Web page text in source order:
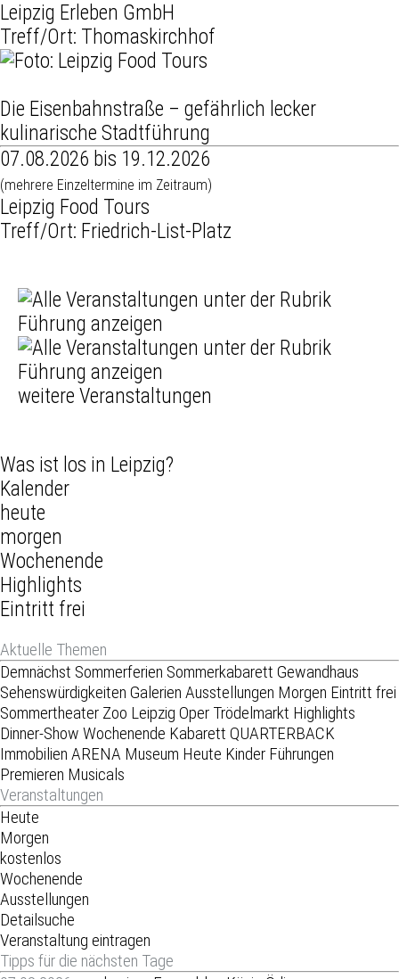
Leipzig Erleben GmbH
Treff/Ort: Thomaskirchhof
Die Eisenbahnstraße – gefährlich lecker
kulinarische Stadtführung
07.08.2026 bis 19.12.2026
(mehrere Einzeltermine im Zeitraum)
Leipzig Food Tours
Treff/Ort: Friedrich-List-Platz
weitere Veranstaltungen
Was ist los in Leipzig?
Kalender
heute
morgen
Wochenende
Highlights
Eintritt frei
Aktuelle Themen
Demnächst Sommerferien Sommerkabarett Gewandhaus
Sehenswürdigkeiten Galerien Ausstellungen Morgen Eintritt frei
Sommertheater Zoo Leipzig Oper Trödelmarkt Highlights
Dinner-Show Wochenende Kabarett QUARTERBACK
Immobilien ARENA Museum Heute Kinder Führungen
Premieren Musicals
Veranstaltungen
Heute
Morgen
kostenlos
Wochenende
Ausstellungen
Detailsuche
Veranstaltung eintragen
Tipps für die nächsten Tage